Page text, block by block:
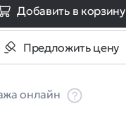
Добавить в корзину
Предложить цену
онлайн